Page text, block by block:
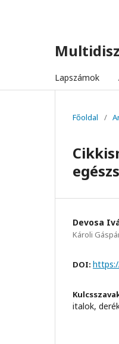
Lapszámok
Főoldal /
Devosa
Károli
DOI:
italok,